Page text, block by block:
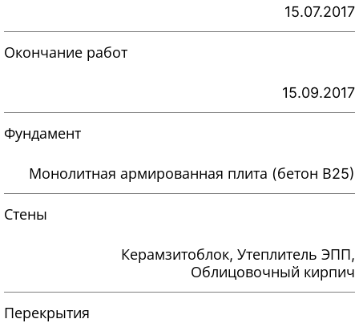
15.07.2017
Окончание работ
15.09.2017
Фундамент
Монолитная армированная плита (бетон В25)
Стены
Керамзитоблок, Утеплитель ЭПП,
Облицовочный кирпич
Перекрытия